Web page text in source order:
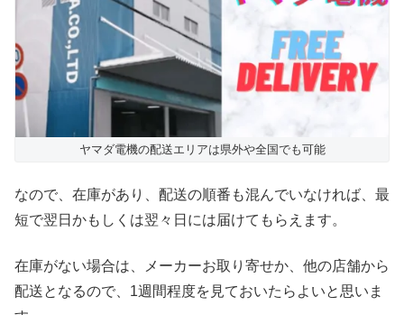
ヤマダ電機の配送エリアは県外や全国でも可能
なので、在庫があり、配送の順番も混んでいなければ、最
短で翌日かもしくは翌々日には届けてもらえます。
在庫がない場合は、メーカーお取り寄せか、他の店舗から
配送となるので、1週間程度を見ておいたらよいと思いま